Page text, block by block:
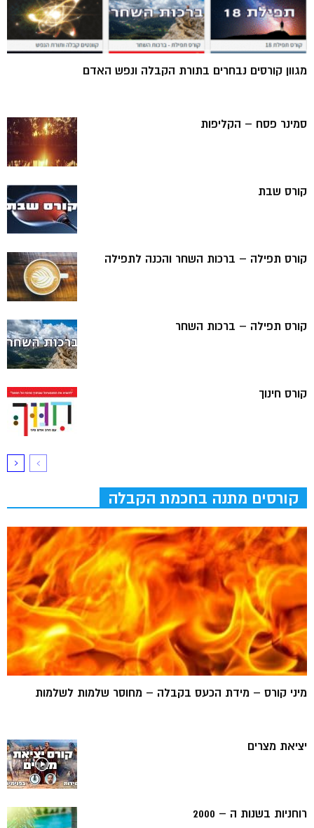
מגוון קורסים נבחרים בתורת הקבלה ונפש האדם
סמינר פסח – הקליפות
קורס שבת
קורס תפילה – ברכות השחר והכנה לתפילה
קורס תפילה – ברכות השחר
קורס חינוך
קורסים מתנה בחכמת הקבלה
מיני קורס – מידת הכעס בקבלה – מחוסר שלמות לשלמות
יציאת מצרים
רוחניות בשנות ה – 2000